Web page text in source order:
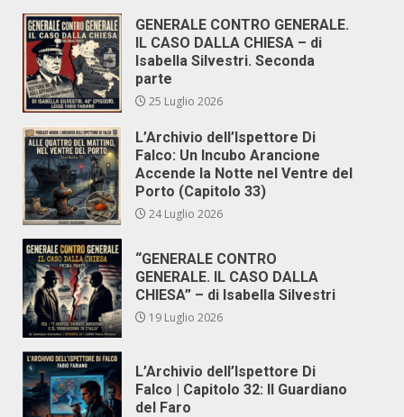
GENERALE CONTRO GENERALE.
IL CASO DALLA CHIESA – di
Isabella Silvestri. Seconda
parte
25 Luglio 2026
L’Archivio dell’Ispettore Di
Falco: Un Incubo Arancione
Accende la Notte nel Ventre del
Porto (Capitolo 33)
24 Luglio 2026
“GENERALE CONTRO
GENERALE. IL CASO DALLA
CHIESA” – di Isabella Silvestri
19 Luglio 2026
L’Archivio dell’Ispettore Di
Falco | Capitolo 32: Il Guardiano
del Faro